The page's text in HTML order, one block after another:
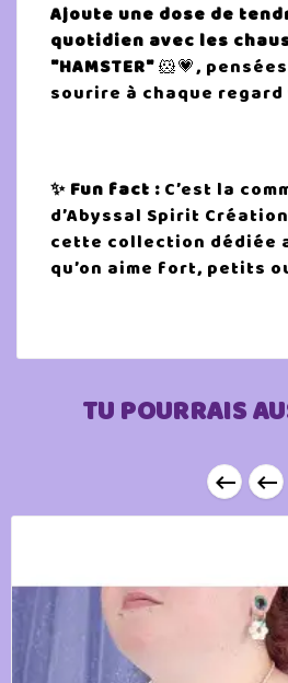
Ajoute une dose de
quotidien avec les
"HAMSTER"🐹💗,
sourire à chaque
✨ Fun fact : C’est la
d’Abyssal Spirit
cette collection dédiée
qu’on aime fort, petits
TU POURRAIS
 